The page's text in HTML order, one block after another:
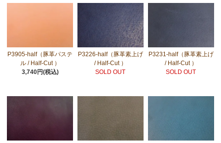
P3905-half（豚革パステ
ル / Half-Cut ）
3,740円(税込)
P3226-half（豚革素上げ
/ Half-Cut ）
SOLD OUT
P3231-half（豚革素上げ
/ Half-Cut ）
SOLD OUT